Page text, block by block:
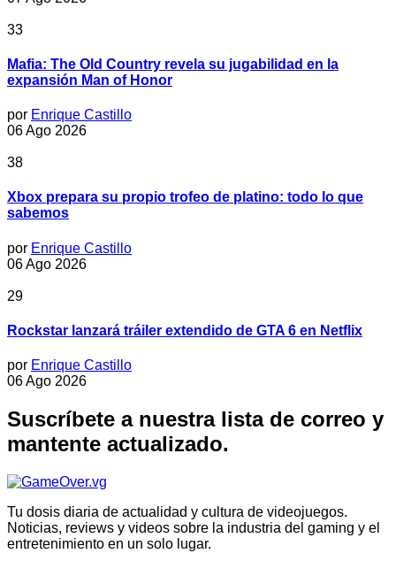
33
Mafia: The Old Country revela su jugabilidad en la
expansión Man of Honor
por Enrique Castillo
06 Ago 2026
38
Xbox prepara su propio trofeo de platino: todo lo que
sabemos
por Enrique Castillo
06 Ago 2026
29
Rockstar lanzará tráiler extendido de GTA 6 en Netflix
por Enrique Castillo
06 Ago 2026
Suscríbete a nuestra lista de correo y
mantente actualizado.
Tu dosis diaria de actualidad y cultura de videojuegos.
Noticias, reviews y videos sobre la industria del gaming y el
entretenimiento en un solo lugar.